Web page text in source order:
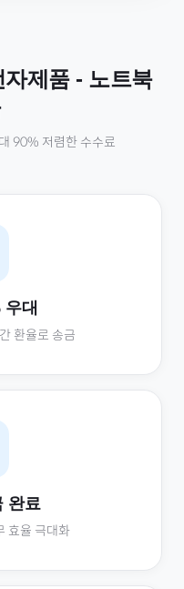
자제품- 노트북
90% 저렴한 수수료
대
환율로 송금
완료
효율 극대화